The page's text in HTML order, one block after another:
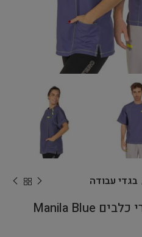
בגדי עבודה
ARTERO – חולצה לספרי כלבים Manila Blue